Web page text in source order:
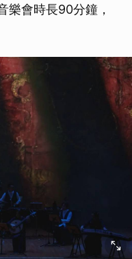
樂會時長90分鐘，